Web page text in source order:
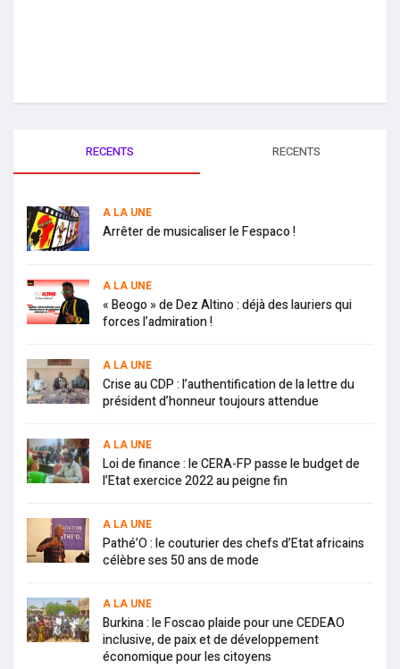
RECENTS RECENTS
A LA UNE
Arrêter de musicaliser le Fespaco !
A LA UNE
« Beogo » de Dez Altino : déjà des lauriers qui
forces l’admiration !
A LA UNE
Crise au CDP : l’authentification de la lettre du
président d’honneur toujours attendue
A LA UNE
Loi de finance : le CERA-FP passe le budget de
l’Etat exercice 2022 au peigne fin
A LA UNE
Pathé’O : le couturier des chefs d’Etat africains
célèbre ses 50 ans de mode
A LA UNE
Burkina : le Foscao plaide pour une CEDEAO
inclusive, de paix et de développement
économique pour les citoyens